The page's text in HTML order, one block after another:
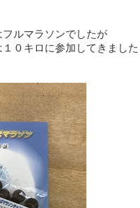
ルマラソンでしたが
０キロに参加してきました